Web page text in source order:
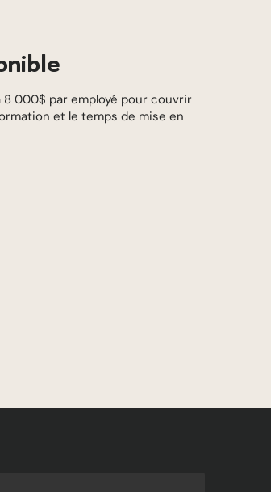
8 000$ par employé pour couvrir
et le temps de mise en